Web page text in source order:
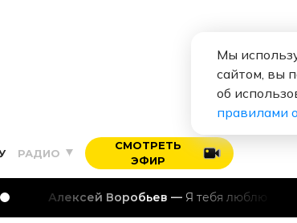
РАДИО
СМОТРЕТЬ
ЭФИР
Алексей Воробьев Я тебя люблю
Мы
сайтом, вы
об
правилами